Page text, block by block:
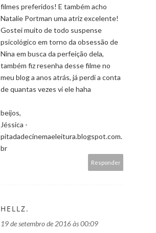
filmes preferidos! E também acho
Natalie Portman uma atriz excelente!
Gostei muito de todo suspense
psicológico em torno da obsessão de
Nina em busca da perfeição dela,
também fiz resenha desse filme no
meu blog a anos atrás, já perdi a conta
de quantas vezes vi ele haha
beijos,
Jéssica -
pitadadecinemaeleitura.blogspot.com.
br
Responder
HELLZ.
19 de setembro de 2016 às 00:09